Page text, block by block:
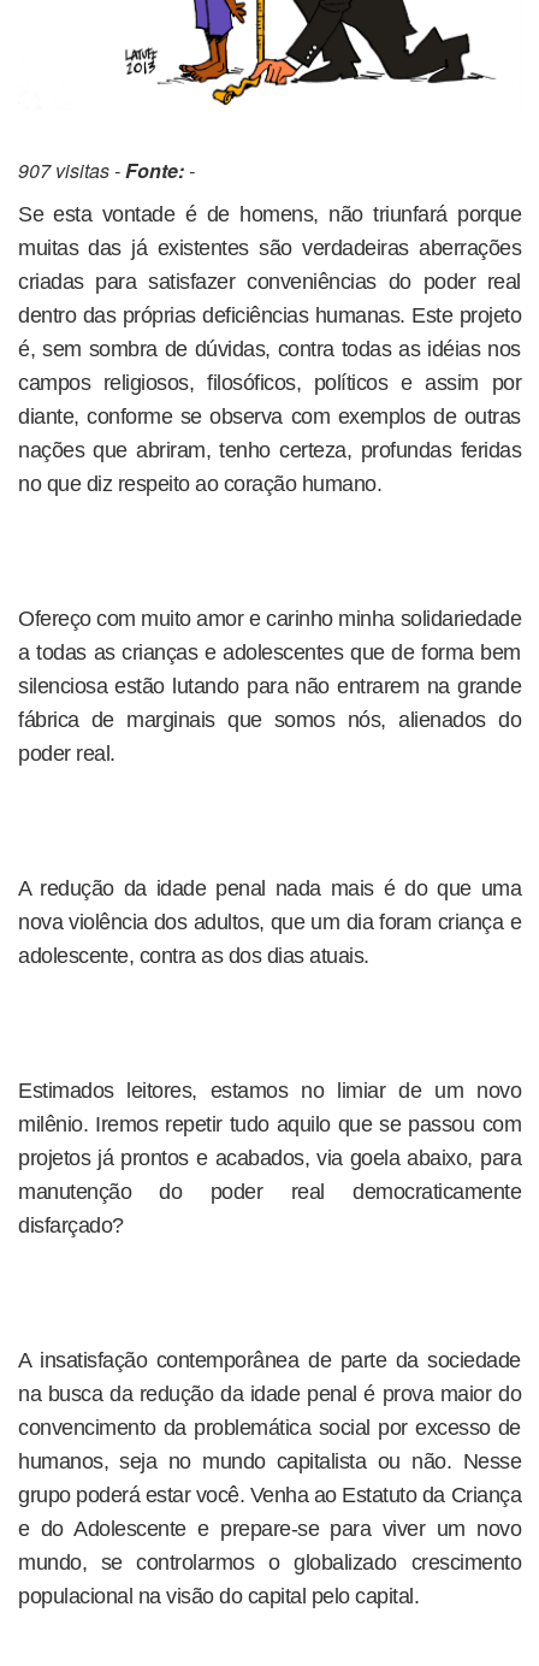
907 visitas -Fonte:-
Se esta vontade é de homens, não triunfará porque
muitas das já existentes são verdadeiras aberrações
criadas para satisfazer conveniências do poder real
dentro das próprias deficiências humanas. Este projeto
é, sem sombra de dúvidas, contra todas as idéias nos
campos religiosos, filosóficos, políticos e assim por
diante, conforme se observa com exemplos de outras
nações que abriram, tenho certeza, profundas feridas
no que diz respeito ao coração humano.
Ofereço com muito amor e carinho minha solidariedade
a todas as crianças e adolescentes que de forma bem
silenciosa estão lutando para não entrarem na grande
fábrica de marginais que somos nós, alienados do
poder real.
A redução da idade penal nada mais é do que uma
nova violência dos adultos, que um dia foram criança e
adolescente, contra as dos dias atuais.
Estimados leitores, estamos no limiar de um novo
milênio. Iremos repetir tudo aquilo que se passou com
projetos já prontos e acabados, via goela abaixo, para
manutenção do poder real democraticamente
disfarçado?
A insatisfação contemporânea de parte da sociedade
na busca da redução da idade penal é prova maior do
convencimento da problemática social por excesso de
humanos, seja no mundo capitalista ou não. Nesse
grupo poderá estar você. Venha ao Estatuto da Criança
e do Adolescente e prepare-se para viver um novo
mundo, se controlarmos o globalizado crescimento
populacional na visão do capital pelo capital.